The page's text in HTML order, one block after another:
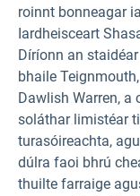
roinnt bonneagar
Iardheisceart
Díríonn an
bhaile
Dawlish Warren, a
soláthar limistéar
turasóireachta,
dúlra faoi bhrú
thuilte farraige